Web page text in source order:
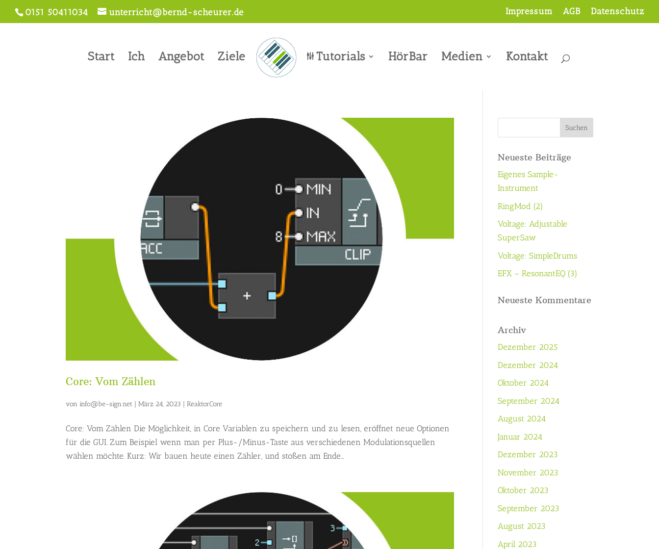
0151 50411034 unterricht@bernd-scheurer.de Impressum AGB Datenschutz
Start Ich Angebot Ziele Tutorials HörBar Medien Kontakt
Core: Vom Zählen
von info@be-sign.net |März 24, 2023 |ReaktorCore
Core: Vom Zählen Die Möglichkeit, in Core Variablen zu speichern und zu lesen, eröffnet neue Optionen
für die GUI. Zum Beispiel wenn man per Plus-/Minus-Taste aus verschiedenen Modulationsquellen
wählen möchte. Kurz: Wir bauen heute einen Zähler, und stoßen am Ende...
Neueste Beiträge
Eigenes Sample-
Instrument
RingMod (2)
Voltage: Adjustable
SuperSaw
Voltage: SimpleDrums
EFX – ResonantEQ (3)
Neueste Kommentare
Archiv
Dezember 2025
Dezember 2024
Oktober 2024
September 2024
August 2024
Januar 2024
Dezember 2023
November 2023
Oktober 2023
September 2023
August 2023
April 2023